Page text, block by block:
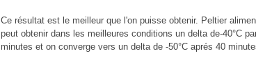
Ce résultat est le meilleur que l'on puisse obtenir. Peltier
peut obtenir dans les meilleures conditions un delta de-40°C
minutes et on converge vers un delta de -50°C aprés 40